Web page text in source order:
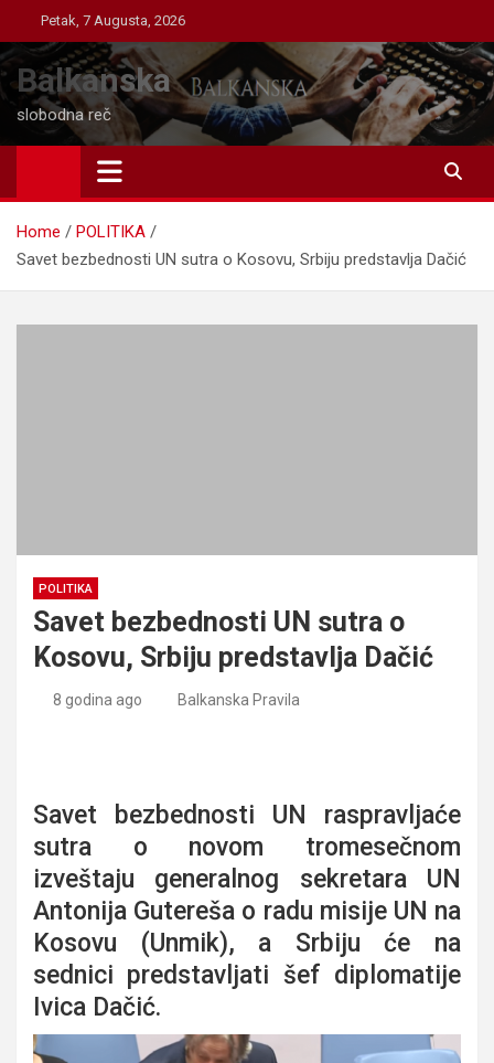
to
content
Petak, 7 Augusta, 2026
Balkanska
slobodna reč
Home
POLITIKA
Savet bezbednosti UN sutra o Kosovu, Srbiju predstavlja Dačić
POLITIKA
Savet bezbednosti UN sutra o
Kosovu, Srbiju predstavlja Dačić
8 godina ago Balkanska Pravila
Savet bezbednosti UN raspravljaće
sutra o novom tromesečnom
izveštaju generalnog sekretara UN
Antonija Gutereša o radu misije UN na
Kosovu (Unmik), a Srbiju će na
sednici predstavljati šef diplomatije
Ivica Dačić.